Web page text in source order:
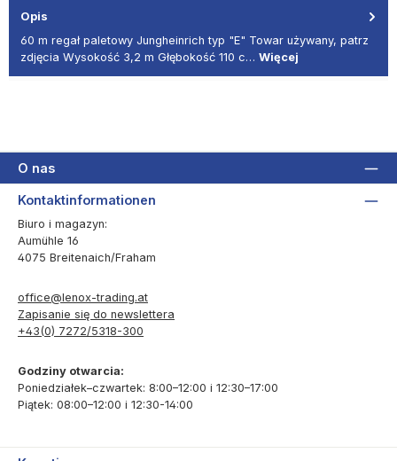
Opis
60 m regał paletowy Jungheinrich typ "E" Towar używany, patrz
zdjęcia Wysokość 3,2 m Głębokość 110 c… Więcej
O nas
Kontaktinformationen
Biuro i magazyn:
Aumühle 16
4075 Breitenaich/Fraham
office@lenox-trading.at
Zapisanie się do newslettera
+43(0) 7272/5318-300
Godziny otwarcia:
Poniedziałek–czwartek: 8:00–12:00 i 12:30–17:00
Piątek: 08:00–12:00 i 12:30-14:00